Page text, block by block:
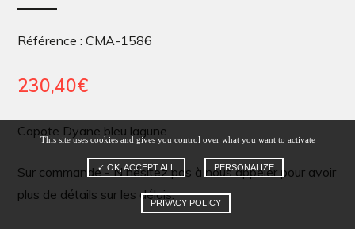
Référence : CMA-1586
230,40€
Capote Dyane bleu lagune
Sur commande - N'hésitez pas à nous appeler pour avoir
plus de détails sur les délais.
This site uses cookies and gives you control over what you want to activate
✓ OK, ACCEPT ALL PERSONALIZE
PRIVACY POLICY